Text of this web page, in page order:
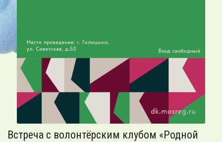
Встреча с волонтёрским клубом «Родной